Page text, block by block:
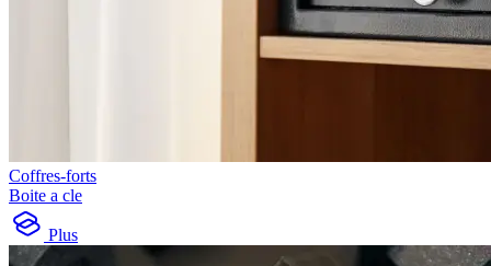
Coffres-forts
Boite a cle
Plus